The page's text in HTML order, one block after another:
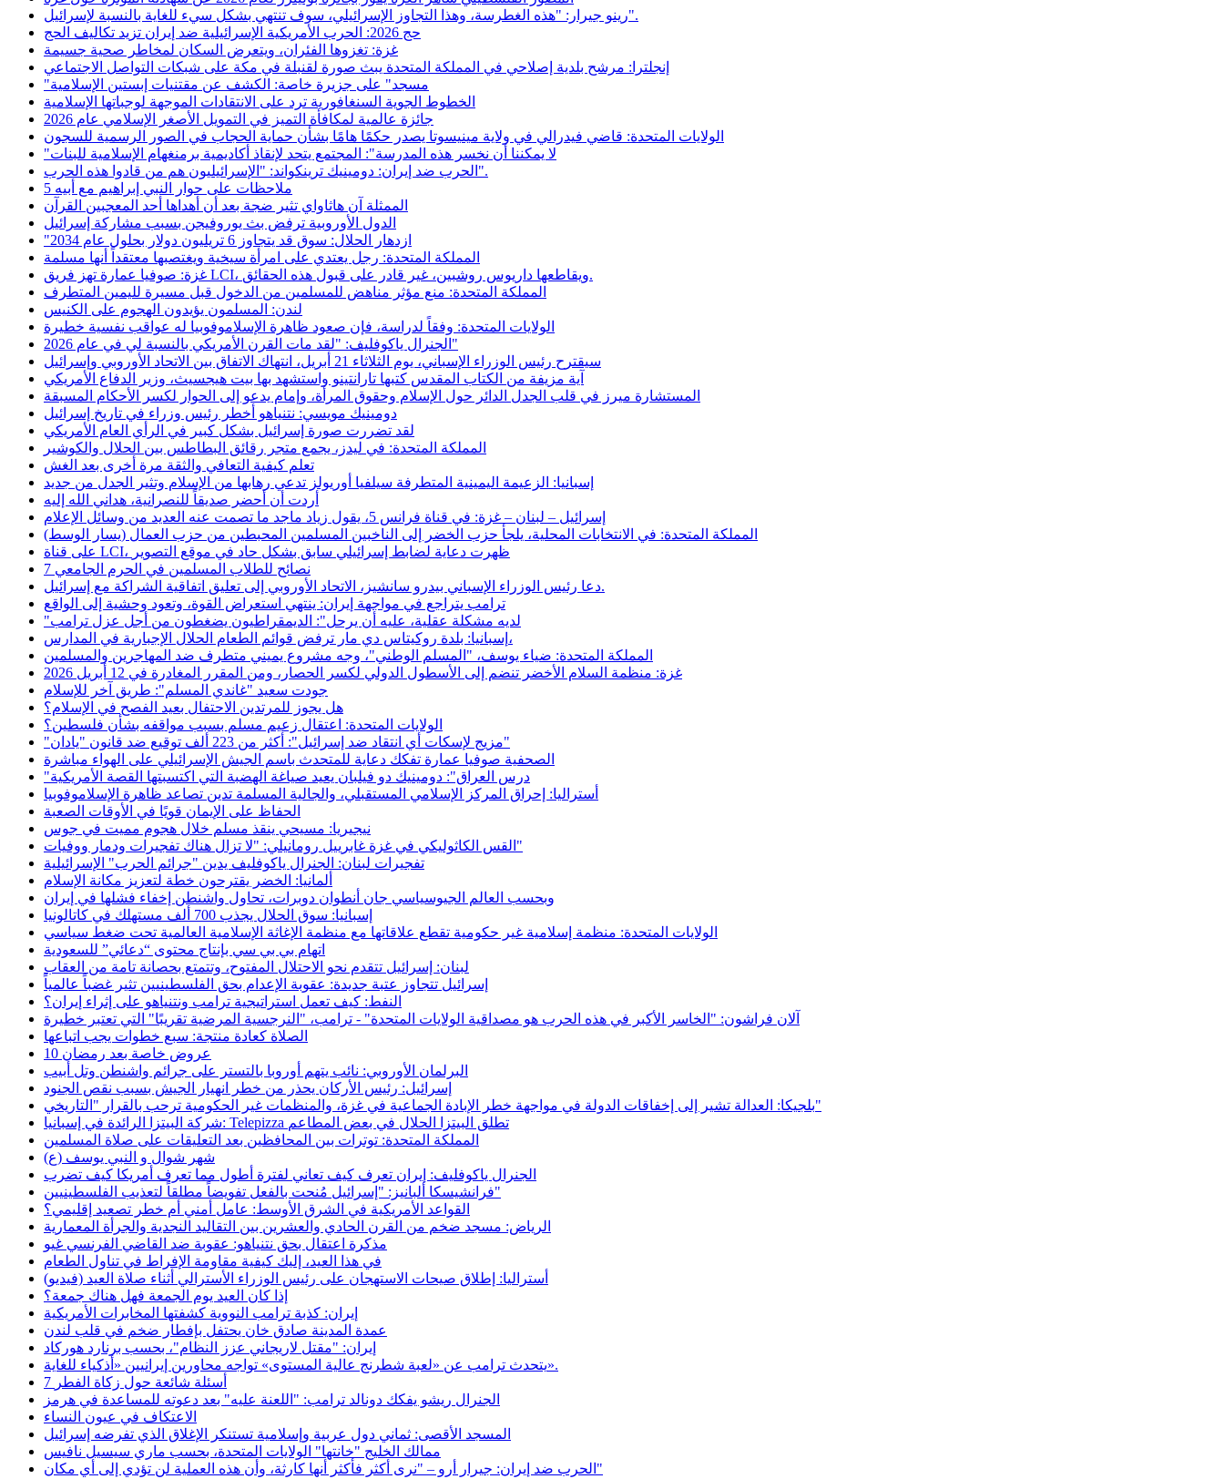
رينو جيرار: "هذه الغطرسة، وهذا التجاوز الإسرائيلي، سوف تنتهي بشكل سيء للغاية بالنسبة لإسرائيل".
حج 2026: الحرب الأمريكية الإسرائيلية ضد إيران تزيد تكاليف الحج
غزة: تغزوها الفئران، ويتعرض السكان لمخاطر صحية جسيمة
إنجلترا: مرشح بلدية إصلاحي في المملكة المتحدة يبث صورة لقنبلة في مكة على شبكات التواصل الاجتماعي
"مسجد" على جزيرة خاصة: الكشف عن مقتنيات إبستين الإسلامية
الخطوط الجوية السنغافورية ترد على الانتقادات الموجهة لوجباتها الإسلامية
جائزة عالمية لمكافأة التميز في التمويل الأصغر الإسلامي عام 2026
الولايات المتحدة: قاضي فيدرالي في ولاية مينيسوتا يصدر حكمًا هامًا بشأن حماية الحجاب في الصور الرسمية للسجون
"لا يمكننا أن نخسر هذه المدرسة": المجتمع يتحد لإنقاذ أكاديمية برمنغهام الإسلامية للبنات
الحرب ضد إيران: دومينيك ترينكواند: "الإسرائيليون هم من قادوا هذه الحرب".
5 ملاحظات على حوار النبي إبراهيم مع أبيه
الممثلة آن هاثاواي تثير ضجة بعد أن أهداها أحد المعجبين القرآن
الدول الأوروبية ترفض بث يوروفيجن بسبب مشاركة إسرائيل
"ازدهار الحلال: سوق قد يتجاوز 6 تريليون دولار بحلول عام 2034
المملكة المتحدة: رجل يعتدي على امرأة سيخية ويغتصبها معتقداً أنها مسلمة
غزة: صوفيا عمارة تهز فريق LCI، ويقاطعها داريوس روشبين، غير قادر على قبول هذه الحقائق.
المملكة المتحدة: منع مؤثر مناهض للمسلمين من الدخول قبل مسيرة لليمين المتطرف
لندن: المسلمون يؤيدون الهجوم على الكنيس
الولايات المتحدة: وفقاً لدراسة، فإن صعود ظاهرة الإسلاموفوبيا له عواقب نفسية خطيرة
الجنرال ياكوفليف: "لقد مات القرن الأمريكي بالنسبة لي في عام 2026"
سيقترح رئيس الوزراء الإسباني، يوم الثلاثاء 21 أبريل، انتهاك الاتفاق بين الاتحاد الأوروبي وإسرائيل
آية مزيفة من الكتاب المقدس كتبها تارانتينو واستشهد بها بيت هيجسيث، وزير الدفاع الأمريكي
المستشارة ميرز في قلب الجدل الدائر حول الإسلام وحقوق المرأة، وإمام يدعو إلى الحوار لكسر الأحكام المسبقة
دومينيك مويسي: نتنياهو أخطر رئيس وزراء في تاريخ إسرائيل
لقد تضررت صورة إسرائيل بشكل كبير في الرأي العام الأمريكي
المملكة المتحدة: في ليدز، يجمع متجر رقائق البطاطس بين الحلال والكوشير
تعلم كيفية التعافي والثقة مرة أخرى بعد الغش
إسبانيا: الزعيمة اليمينية المتطرفة سيلفيا أوريولز تدعي رهابها من الإسلام وتثير الجدل من جديد
أردت أن أحضر صديقاً للنصرانية، هداني الله إليه
إسرائيل – لبنان – غزة: في قناة فرانس 5، يقول زياد ماجد ما تصمت عنه العديد من وسائل الإعلام
المملكة المتحدة: في الانتخابات المحلية، يلجأ حزب الخضر إلى الناخبين المسلمين المحبطين من حزب العمال (يسار الوسط)
على قناة LCI، ظهرت دعاية لضابط إسرائيلي سابق بشكل حاد في موقع التصوير
7 نصائح للطلاب المسلمين في الحرم الجامعي
دعا رئيس الوزراء الإسباني بيدرو سانشيز، الاتحاد الأوروبي إلى تعليق اتفاقية الشراكة مع إسرائيل.
ترامب يتراجع في مواجهة إيران: ينتهي استعراض القوة، وتعود وحشية إلى الواقع
"لديه مشكلة عقلية، عليه أن يرحل": الديمقراطيون يضغطون من أجل عزل ترامب
إسبانيا: بلدة روكيتاس دي مار ترفض قوائم الطعام الحلال الإجبارية في المدارس،
المملكة المتحدة: ضياء يوسف، "المسلم الوطني"، وجه مشروع يميني متطرف ضد المهاجرين والمسلمين
غزة: منظمة السلام الأخضر تنضم إلى الأسطول الدولي لكسر الحصار، ومن المقرر المغادرة في 12 أبريل 2026
جودت سعيد "غاندي المسلم": طريق آخر للإسلام
هل يجوز للمرتدين الاحتفال بعيد الفصح في الإسلام؟
الولايات المتحدة: اعتقال زعيم مسلم بسبب مواقفه بشأن فلسطين؟
"مزيج لإسكات أي انتقاد ضد إسرائيل": أكثر من 223 ألف توقيع ضد قانون "يادان"
الصحفية صوفيا عمارة تفكك دعاية للمتحدث باسم الجيش الإسرائيلي على الهواء مباشرة
"درس العراق": دومينيك دو فيلبان يعيد صياغة الهضبة التي اكتسبتها القصة الأمريكية
أستراليا: إحراق المركز الإسلامي المستقبلي، والجالية المسلمة تدين تصاعد ظاهرة الإسلاموفوبيا
الحفاظ على الإيمان قويًا في الأوقات الصعبة
نيجيريا: مسيحي ينقذ مسلم خلال هجوم مميت في جوس
القس الكاثوليكي في غزة غابرييل رومانيلي: "لا تزال هناك تفجيرات ودمار ووفيات"
تفجيرات لبنان: الجنرال ياكوفليف يدين "جرائم الحرب" الإسرائيلية
ألمانيا: الخضر يقترحون خطة لتعزيز مكانة الإسلام
وبحسب العالم الجيوسياسي جان أنطوان دوبرات، تحاول واشنطن إخفاء فشلها في إيران
إسبانيا: سوق الحلال يجذب 700 ألف مستهلك في كاتالونيا
الولايات المتحدة: منظمة إسلامية غير حكومية تقطع علاقاتها مع منظمة الإغاثة الإسلامية العالمية تحت ضغط سياسي
اتهام بي بي سي بإنتاج محتوى “دعائي” للسعودية
لبنان: إسرائيل تتقدم نحو الاحتلال المفتوح، وتتمتع بحصانة تامة من العقاب
إسرائيل تتجاوز عتبة جديدة: عقوبة الإعدام بحق الفلسطينيين تثير غضباً عالمياً
النفط: كيف تعمل استراتيجية ترامب ونتنياهو على إثراء إيران؟
آلان فراشون: "الخاسر الأكبر في هذه الحرب هو مصداقية الولايات المتحدة" - ترامب، "النرجسية المرضية تقريبًا" التي تعتبر خطيرة
الصلاة كعادة منتجة: سبع خطوات يجب اتباعها
10 عروض خاصة بعد رمضان
البرلمان الأوروبي: نائب يتهم أوروبا بالتستر على جرائم واشنطن وتل أبيب
إسرائيل: رئيس الأركان يحذر من خطر انهيار الجيش بسبب نقص الجنود
بلجيكا: العدالة تشير إلى إخفاقات الدولة في مواجهة خطر الإبادة الجماعية في غزة، والمنظمات غير الحكومية ترحب بالقرار "التاريخي"
شركة البيتزا الرائدة في إسبانيا: Telepizza تطلق البيتزا الحلال في بعض المطاعم
المملكة المتحدة: توترات بين المحافظين بعد التعليقات على صلاة المسلمين
شهر شوال و النبي يوسف (ع)
الجنرال ياكوفليف: إيران تعرف كيف تعاني لفترة أطول مما تعرف أمريكا كيف تضرب
فرانشيسكا ألبانيز: "إسرائيل مُنحت بالفعل تفويضاً مطلقاً لتعذيب الفلسطينيين"
القواعد الأمريكية في الشرق الأوسط: عامل أمني أم خطر تصعيد إقليمي؟
الرياض: مسجد ضخم من القرن الحادي والعشرين بين التقاليد النجدية والجرأة المعمارية
مذكرة اعتقال بحق نتنياهو: عقوبة ضد القاضي الفرنسي غيو
في هذا العيد، إليك كيفية مقاومة الإفراط في تناول الطعام
أستراليا: إطلاق صيحات الاستهجان على رئيس الوزراء الأسترالي أثناء صلاة العيد (فيديو)
إذا كان العيد يوم الجمعة فهل هناك جمعة؟
إيران: كذبة ترامب النووية كشفتها المخابرات الأمريكية
عمدة المدينة صادق خان يحتفل بإفطار ضخم في قلب لندن
إيران: "مقتل لاريجاني عزز النظام"، بحسب برنارد هوركاد
يتحدث ترامب عن «لعبة شطرنج عالية المستوى» تواجه محاورين إيرانيين «أذكياء للغاية».
7 أسئلة شائعة حول زكاة الفطر
الجنرال ريشو يفكك دونالد ترامب: "اللعنة عليه" بعد دعوته للمساعدة في هرمز
الاعتكاف في عيون النساء
المسجد الأقصى: ثماني دول عربية وإسلامية تستنكر الإغلاق الذي تفرضه إسرائيل
ممالك الخليج "خانتها" الولايات المتحدة، بحسب ماري سيسيل نافيس
الحرب ضد إيران: جيرار أرو – "نرى أكثر فأكثر أنها كارثة، وأن هذه العملية لن تؤدي إلى أي مكان"